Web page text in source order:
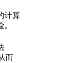
计算
而